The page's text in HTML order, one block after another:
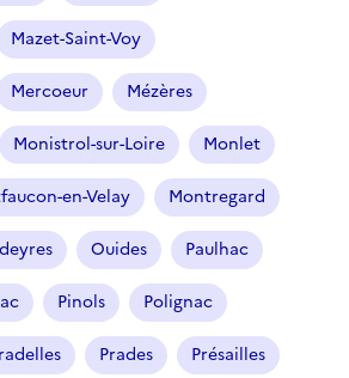
Mazet-Saint-Voy
Mercoeur Mézères
Monistrol-sur-Loire Monlet
en-Velay Montregard
Ouides Paulhac
Pinols Polignac
Prades Présailles